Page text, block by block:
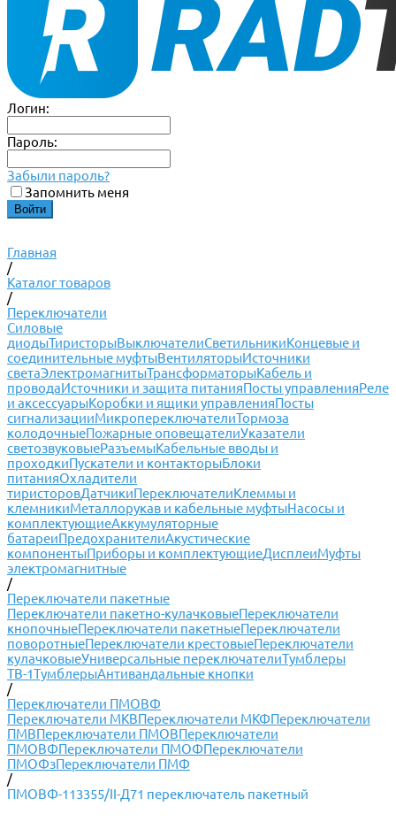
Логин:
Пароль:
Забыли пароль?
Запомнить меня
Главная
/
Каталог товаров
/
Переключатели
Силовые
диодыТиристорыВыключателиСветильникиКонцевые и
соединительные муфтыВентиляторыИсточники
светаЭлектромагнитыТрансформаторыКабель и
проводаИсточники и защита питанияПосты управленияРеле
и аксессуарыКоробки и ящики управленияПосты
сигнализацииМикропереключателиТормоза
колодочныеПожарные оповещателиУказатели
светозвуковыеРазъемыКабельные вводы и
проходкиПускатели и контакторыБлоки
питанияОхладители
тиристоровДатчикиПереключателиКлеммы и
клемникиМеталлорукав и кабельные муфтыНасосы и
комплектующиеАккумуляторные
батареиПредохранителиАкустические
компонентыПриборы и комплектующиеДисплеиМуфты
электромагнитные
/
Переключатели пакетные
Переключатели пакетно-кулачковыеПереключатели
кнопочныеПереключатели пакетныеПереключатели
поворотныеПереключатели крестовыеПереключатели
кулачковыеУниверсальные переключателиТумблеры
ТВ-1ТумблерыАнтивандальные кнопки
/
Переключатели ПМОВФ
Переключатели МКВПереключатели МКФПереключатели
ПМВПереключатели ПМОВПереключатели
ПМОВФПереключатели ПМОФПереключатели
ПМОФзПереключатели ПМФ
/
ПМОВФ-113355/II-Д71 переключатель пакетный